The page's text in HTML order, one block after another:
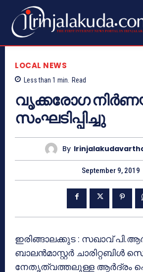
LOCAL NEWS
Less than 1 min. Read
വൃക്കരോഗ
സംഘടിപ്പിച്ചു
By
September 9, 2019
ഇരിങ്ങാലക്കുട : സഖാവ്
ബാലന്‍മാസ്റ്റര്‍ ചാരിറ്റബിള്‍
നേതൃത്വത്തലുള്ള ആര്‍ദ്രം